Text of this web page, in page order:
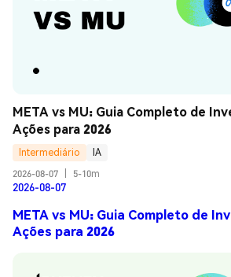
META vs MU: Guia Completo de
Ações para 2026
Intermediário
IA
2026-08-07
5-10m
2026-08-07
META vs MU: Guia Completo de
Ações para 2026